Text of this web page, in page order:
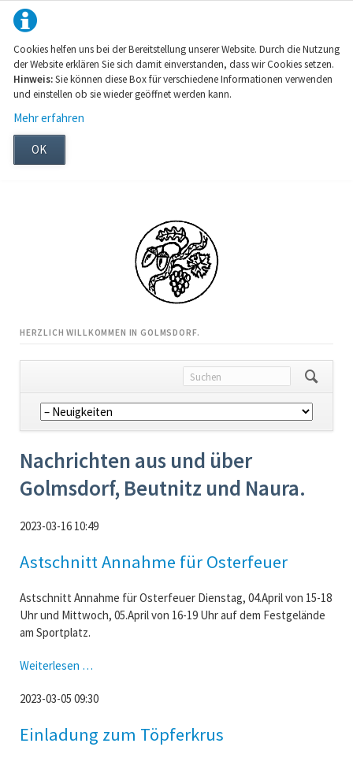
Cookies helfen uns bei der Bereitstellung unserer Website. Durch die Nutzung
der Website erklären Sie sich damit einverstanden, dass wir Cookies setzen.
Hinweis:Sie können diese Box für verschiedene Informationen verwenden
und einstellen ob sie wieder geöffnet werden kann.
Mehr erfahren
OK
HERZLICH WILLKOMMEN IN GOLMSDORF.
Navigation
überspringen
Nachrichten aus und über
Golmsdorf, Beutnitz und Naura.
2023-03-16 10:49
Astschnitt Annahme für Osterfeuer
Astschnitt Annahme für Osterfeuer Dienstag, 04.April von 15-18
Uhr und Mittwoch, 05.April von 16-19 Uhr auf dem Festgelände
am Sportplatz.
Weiterlesen …Astschnitt
für
2023-03-05 09:30
Einladung zum Töpferkrus